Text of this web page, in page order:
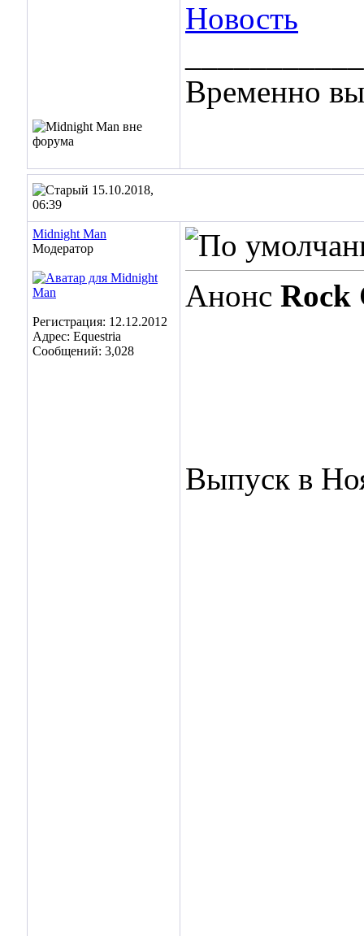
Новость
Временно
15.10.2018,
06:39
Midnight Man
Модератор
Регистрация: 12.12.2012
Адрес: Equestria
Сообщений: 3,028
Анонс Rock
Выпуск в